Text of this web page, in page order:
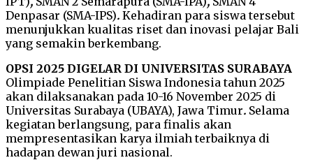
Denpasar (SMA-IPS). Kehadiran para siswa tersebut
menunjukkan kualitas riset dan inovasi pelajar Bali
yang semakin berkembang.
OPSI 2025 DIGELAR DI UNIVERSITAS SURABAYA
Olimpiade Penelitian Siswa Indonesia tahun 2025
akan dilaksanakan pada 10-16 November 2025 di
Universitas Surabaya (UBAYA), Jawa Timur. Selama
kegiatan berlangsung, para finalis akan
mempresentasikan karya ilmiah terbaiknya di
hadapan dewan juri nasional.